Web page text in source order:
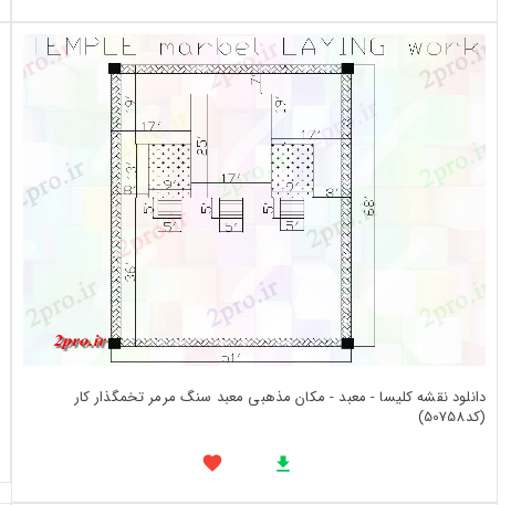
دانلود نقشه کلیسا - معبد - مکان مذهبی معبد سنگ مرمر تخمگذار کار
(کد50758)